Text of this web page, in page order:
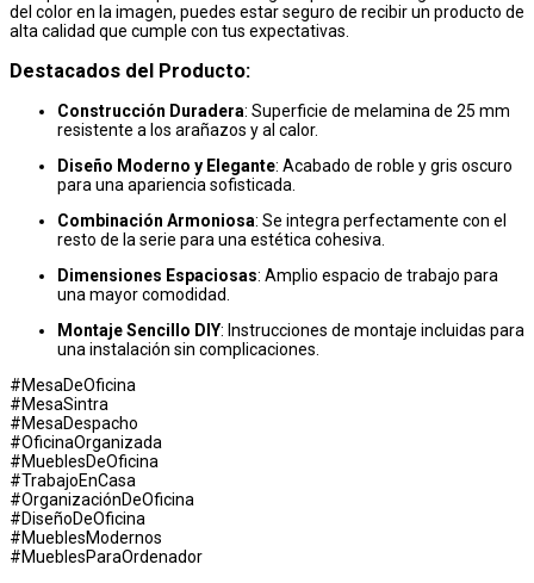
del color en la imagen, puedes estar seguro de recibir un producto de
alta calidad que cumple con tus expectativas.
Destacados del Producto:
Construcción Duradera: Superficie de melamina de 25 mm
resistente a los arañazos y al calor.
Diseño Moderno y Elegante: Acabado de roble y gris oscuro
para una apariencia sofisticada.
Combinación Armoniosa: Se integra perfectamente con el
resto de la serie para una estética cohesiva.
Dimensiones Espaciosas: Amplio espacio de trabajo para
una mayor comodidad.
Montaje Sencillo DIY: Instrucciones de montaje incluidas para
una instalación sin complicaciones.
#MesaDeOficina
#MesaSintra
#MesaDespacho
#OficinaOrganizada
#MueblesDeOficina
#TrabajoEnCasa
#OrganizaciónDeOficina
#DiseñoDeOficina
#MueblesModernos
#MueblesParaOrdenador